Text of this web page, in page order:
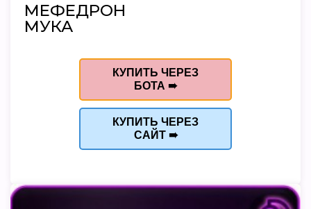
МЕФЕДРОН
МУКА
КУПИТЬ ЧЕРЕЗ
БОТА ➠
КУПИТЬ ЧЕРЕЗ
САЙТ ➠